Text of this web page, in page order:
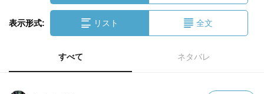
表示形式: リスト 全文
すべて ネタバレ